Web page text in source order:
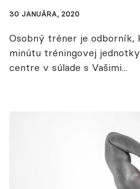
30 JANUÁRA, 2020
Osobný tréner je odborník,
minútu tréningovej
centre v súlade s Vašimi...